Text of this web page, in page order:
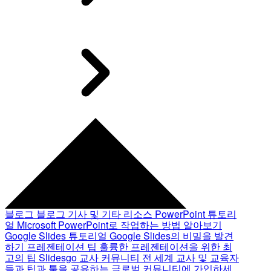
블로그 블로그 기사 및 기타 리소스 PowerPoint 튜토리
얼 Microsoft PowerPoint로 작업하는 방법 알아보기
Google Slides 튜토리얼 Google Slides의 비밀을 발견
하기 프레젠테이션 팁 훌륭한 프레젠테이션을 위한 최
고의 팁 Slidesgo 교사 커뮤니티 전 세계 교사 및 교육자